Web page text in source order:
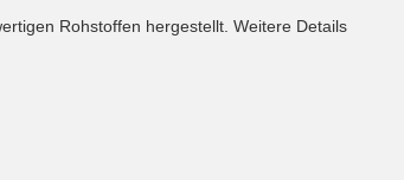
Rohstoffen hergestellt. Weitere Details